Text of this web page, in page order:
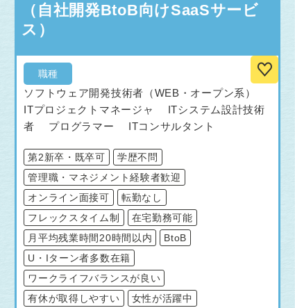
（自社開発BtoB向けSaaSサービ
ス）
職種
ソフトウェア開発技術者（WEB・オープン系）
ITプロジェクトマネージャ ITシステム設計技術
者 プログラマー ITコンサルタント
第2新卒・既卒可
学歴不問
管理職・マネジメント経験者歓迎
オンライン面接可
転勤なし
フレックスタイム制
在宅勤務可能
月平均残業時間20時間以内
BtoB
U・Iターン者多数在籍
ワークライフバランスが良い
有休が取得しやすい
女性が活躍中